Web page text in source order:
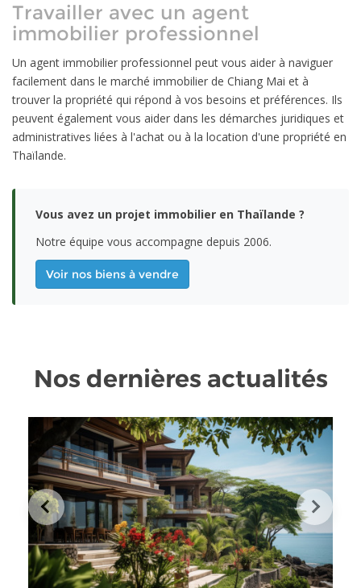
Travailler avec un agent
immobilier professionnel
Un agent immobilier professionnel peut vous aider à naviguer
facilement dans le marché immobilier de Chiang Mai et à
trouver la propriété qui répond à vos besoins et préférences. Ils
peuvent également vous aider dans les démarches juridiques et
administratives liées à l'achat ou à la location d'une propriété en
Thaïlande.
Vous avez un projet immobilier en Thaïlande ?
Notre équipe vous accompagne depuis 2006.
Voir nos biens à vendre
Nos dernières actualités